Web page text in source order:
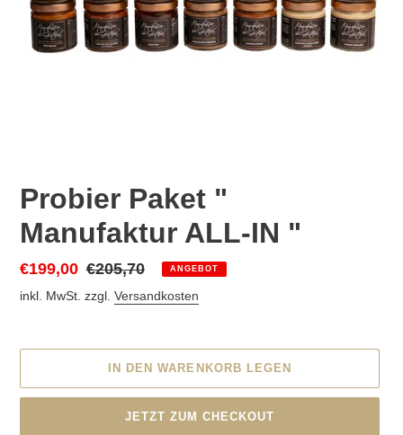
Probier Paket "
Manufaktur ALL-IN "
Sonderpreis
€199,00 Normaler
Preis
€205,70 ANGEBOT
inkl. MwSt. zzgl. Versandkosten
IN DEN WARENKORB LEGEN
JETZT ZUM CHECKOUT